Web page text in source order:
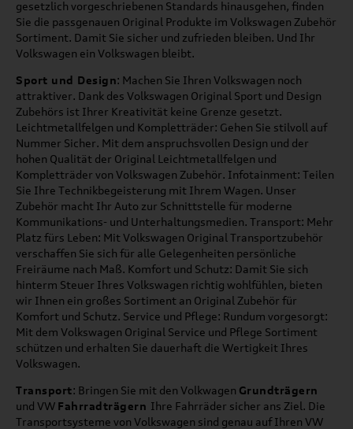
gesetzlich vorgeschriebenen Standards hinausgehen, finden
Sie die passgenauen Original Produkte im Volkswagen Zubehör
Sortiment. Damit Sie sicher und zufrieden bleiben. Und Ihr
Volkswagen ein Volkswagen bleibt.
Sport und Design: Machen Sie Ihren Volkswagen noch
attraktiver. Dank des Volkswagen Original Sport und Design
Zubehörs ist Ihrer Kreativität keine Grenze gesetzt.
Leichtmetallfelgen und Kompletträder: Gehen Sie stilvoll auf
Nummer Sicher. Mit dem anspruchsvollen Design und der
hohen Qualität der Original Leichtmetallfelgen und
Kompletträder von Volkswagen Zubehör. Infotainment: Teilen
Sie Ihre Technikbegeisterung mit Ihrem Wagen. Unser
Zubehör macht Ihr Auto zur Schnittstelle für moderne
Kommunikations- und Unterhaltungsmedien. Transport: Mehr
Platz fürs Leben: Mit Volkswagen Original Transportzubehör
verschaffen Sie sich für alle Gelegenheiten persönliche
Freiräume nach Maß. Komfort und Schutz: Damit Sie sich
hinterm Steuer Ihres Volkswagen richtig wohlfühlen, bieten
wir Ihnen ein großes Sortiment an Original Zubehör für
Komfort und Schutz. Service und Pflege: Rundum vorgesorgt:
Mit dem Volkswagen Original Service und Pflege Sortiment
schützen und erhalten Sie dauerhaft die Wertigkeit Ihres
Volkswagen.
Transport: Bringen Sie mit den Volkwagen Grundträgern
und VW Fahrradträgern Ihre Fahrräder sicher ans Ziel. Die
Transportsysteme von Volkswagen sind genau auf Ihren VW